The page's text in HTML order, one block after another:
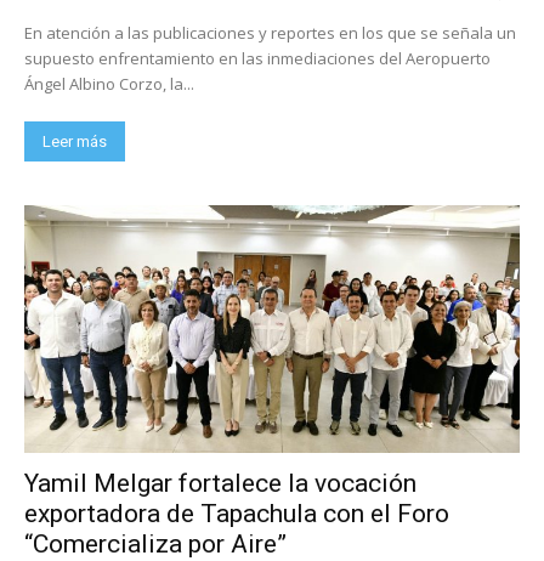
En atención a las publicaciones y reportes en los que se señala un
supuesto enfrentamiento en las inmediaciones del Aeropuerto
Ángel Albino Corzo, la...
Leer más
Yamil Melgar fortalece la vocación
exportadora de Tapachula con el Foro
“Comercializa por Aire”